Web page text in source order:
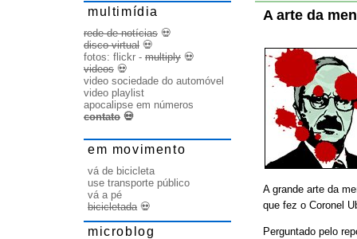
A arte da
A grande arte da
que fez o Coronel
Perguntado pelo
multimídia
rede de notícias 💀
disco virtual 💀
fotos: flickr - multiply 💀
videos 💀
video sociedade do automóvel
video playlist
apocalipse em números
contato 💀
em movimento
vá de bicicleta
use transporte público
vá a pé
bicicletada💀
microblog